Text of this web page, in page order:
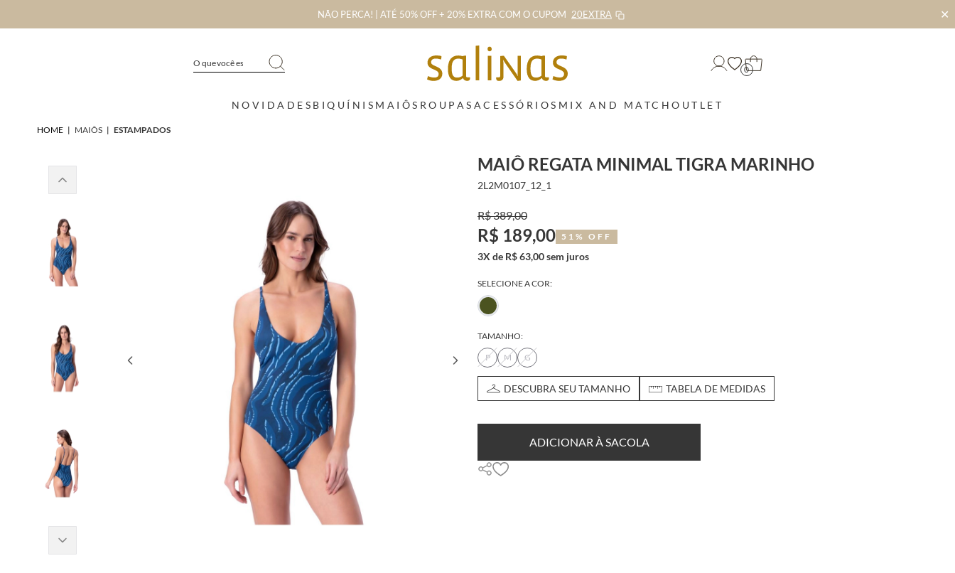
NÃO PERCA! | ATÉ 50% OFF + 20% EXTRA COM O CUPOM 20EXTRA ✕
0
NOVIDADES BIQUÍNIS MAIÔS ROUPAS ACESSÓRIOS MIX AND MATCHOUTLET
HOME | MAIÔS | ESTAMPADOS
MAIÔ REGATA MINIMAL TIGRA MARINHO
2L2M0107_12_1
R$ 389,00
R$ 189,00 51% OFF
3X de R$ 63,00 sem juros
SELECIONE A COR:
TAMANHO:
P
M G
DESCUBRA SEU TAMANHO TABELA DE MEDIDAS
ADICIONAR À SACOLA